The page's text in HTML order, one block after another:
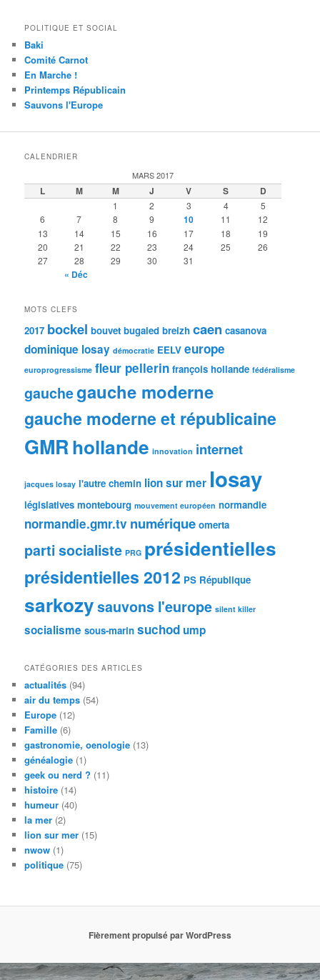
POLITIQUE ET SOCIAL
Baki
Comité Carnot
En Marche !
Printemps Républicain
Sauvons l'Europe
CALENDRIER
MARS 2017
L M M J V S D
1 2 3 4
5
6
7 8 9 10 11
12
13
14 15 16 17 18
19
20
21 22 23 24 25
26
27
28 29 30 31
« Déc
MOTS CLEFS
2017 bockel bouvet bugaled breizh caen casanova
dominique losay démocratie EELV europe
europrogressisme fleur pellerin françois hollande fédéralisme
gauchegauche moderne
gauche moderne et républicaine
GMRhollande innovation internet
jacques losay l'autre chemin lion sur mer losay
législatives montebourg mouvement européen normandie
normandie.gmr.tv numérique omerta
parti socialiste PRG présidentielles
présidentielles 2012 PS République
sarkozysauvons l'europe silent killer
socialisme sous-marin suchodump
CATÉGORIES DES ARTICLES
actualités (94)
air du temps (54)
Europe (12)
Famille (6)
gastronomie, oenologie (13)
généalogie (1)
geek ou nerd ? (11)
histoire (14)
humeur (40)
la mer (2)
lion sur mer (15)
nwow (1)
politique (75)
Fièrement propulsé par WordPress